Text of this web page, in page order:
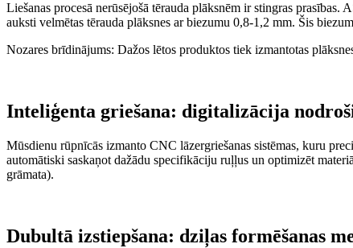
Liešanas procesā nerūsējošā tērauda plāksnēm ir stingras
auksti velmētas tērauda plāksnes ar biezumu 0,8-1,2 mm. Šis
Nozares brīdinājums: Dažos lētos produktos tiek izmantotas
Inteliģenta griešana: digitalizācija
Mūsdienu rūpnīcās izmanto CNC lāzergriešanas sistēmas, kuru
automātiski saskaņot dažādu specifikāciju ruļļus un optimizēt
grāmata).
Dubultā izstiepšana: dziļas formēšanas